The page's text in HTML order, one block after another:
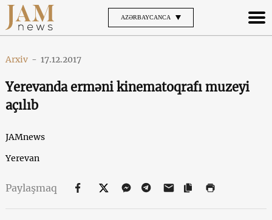
AZƏRBAYCANCA
Arxiv - 17.12.2017
Yerevanda erməni kinematoqrafı muzeyi
açılıb
JAMnews
Yerevan
Paylaşmaq